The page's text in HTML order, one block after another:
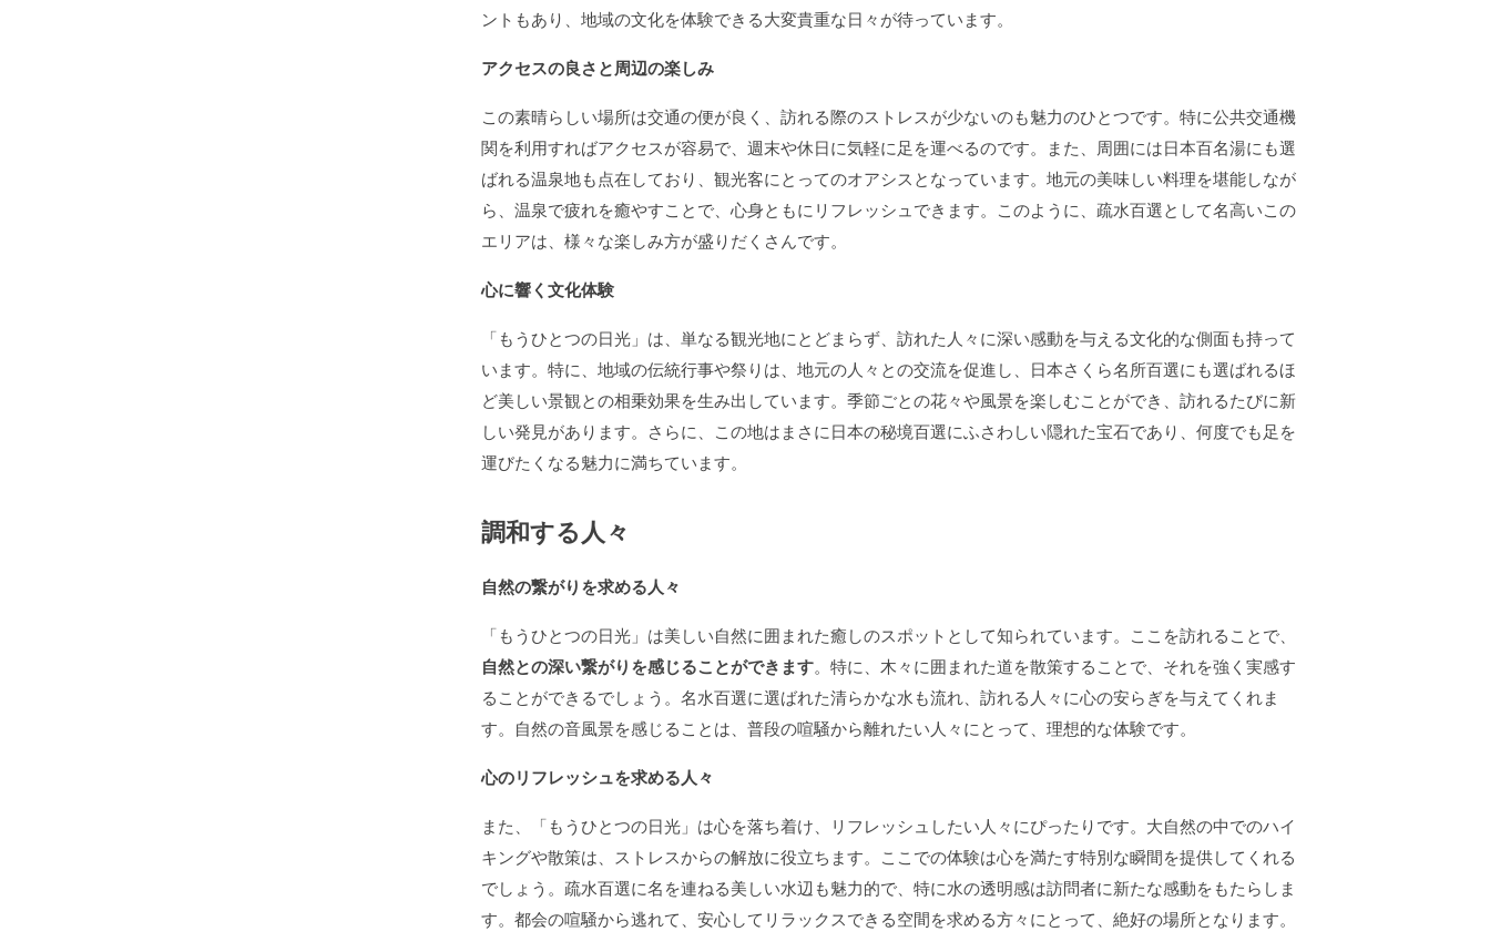
ントもあり、地域の文化を体験できる大変貴重な日々が待っています。
アクセスの良さと周辺の楽しみ
この素晴らしい場所は交通の便が良く、訪れる際のストレスが少ないのも魅力のひとつです。特に公共交通機
関を利用すればアクセスが容易で、週末や休日に気軽に足を運べるのです。また、周囲には日本百名湯にも選
ばれる温泉地も点在しており、観光客にとってのオアシスとなっています。地元の美味しい料理を堪能しなが
ら、温泉で疲れを癒やすことで、心身ともにリフレッシュできます。このように、疏水百選として名高いこの
エリアは、様々な楽しみ方が盛りだくさんです。
心に響く文化体験
「もうひとつの日光」は、単なる観光地にとどまらず、訪れた人々に深い感動を与える文化的な側面も持って
います。特に、地域の伝統行事や祭りは、地元の人々との交流を促進し、日本さくら名所百選にも選ばれるほ
ど美しい景観との相乗効果を生み出しています。季節ごとの花々や風景を楽しむことができ、訪れるたびに新
しい発見があります。さらに、この地はまさに日本の秘境百選にふさわしい隠れた宝石であり、何度でも足を
運びたくなる魅力に満ちています。
調和する人々
自然の繋がりを求める人々
「もうひとつの日光」は美しい自然に囲まれた癒しのスポットとして知られています。ここを訪れることで、
自然との深い繋がりを感じることができます。特に、木々に囲まれた道を散策することで、それを強く実感す
ることができるでしょう。名水百選に選ばれた清らかな水も流れ、訪れる人々に心の安らぎを与えてくれま
す。自然の音風景を感じることは、普段の喧騒から離れたい人々にとって、理想的な体験です。
心のリフレッシュを求める人々
また、「もうひとつの日光」は心を落ち着け、リフレッシュしたい人々にぴったりです。大自然の中でのハイ
キングや散策は、ストレスからの解放に役立ちます。ここでの体験は心を満たす特別な瞬間を提供してくれる
でしょう。疏水百選に名を連ねる美しい水辺も魅力的で、特に水の透明感は訪問者に新たな感動をもたらしま
す。都会の喧騒から逃れて、安心してリラックスできる空間を求める方々にとって、絶好の場所となります。